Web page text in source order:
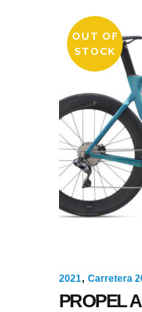
OUT OF
STOCK
2021, Carretera
PROPEL